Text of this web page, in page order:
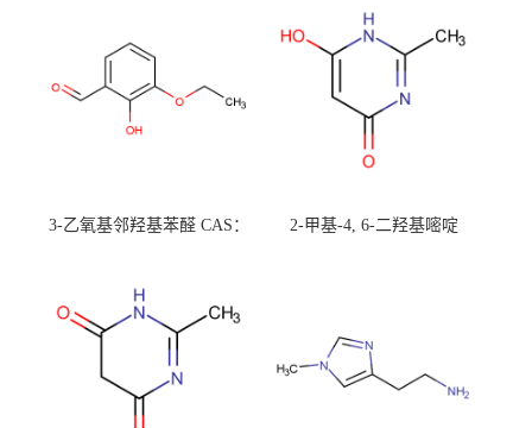
3-乙氧基邻羟基苯醛 CAS：
校可先用后付
2-甲基-4, 6-二羟基嘧啶